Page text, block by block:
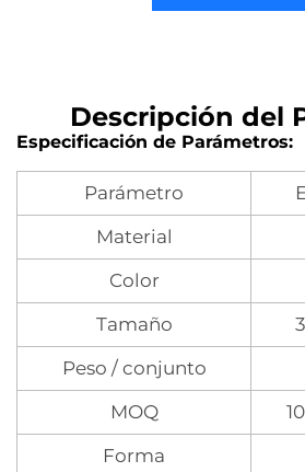
Descripción del
Especificación de Parámetros:
Parámetro
Material
Color
Tamaño
Peso / conjunto
MOQ
Forma